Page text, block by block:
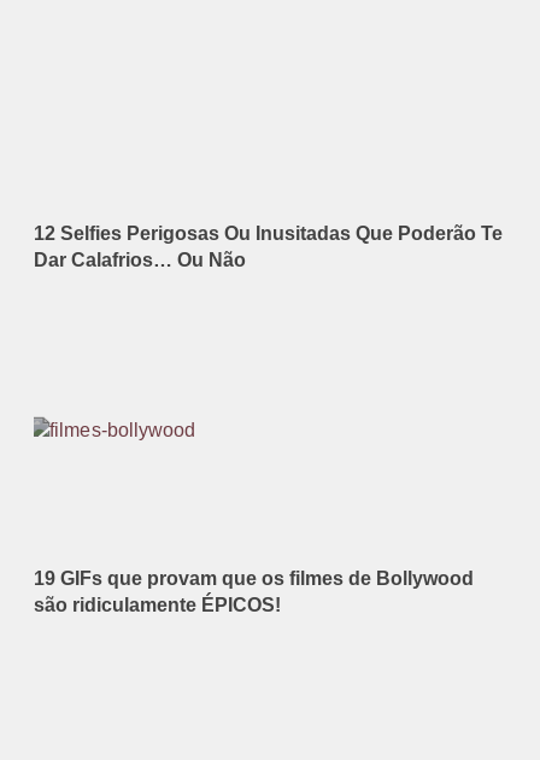
12 Selfies Perigosas Ou Inusitadas Que Poderão Te
Dar Calafrios… Ou Não
19 GIFs que provam que os filmes de Bollywood
são ridiculamente ÉPICOS!